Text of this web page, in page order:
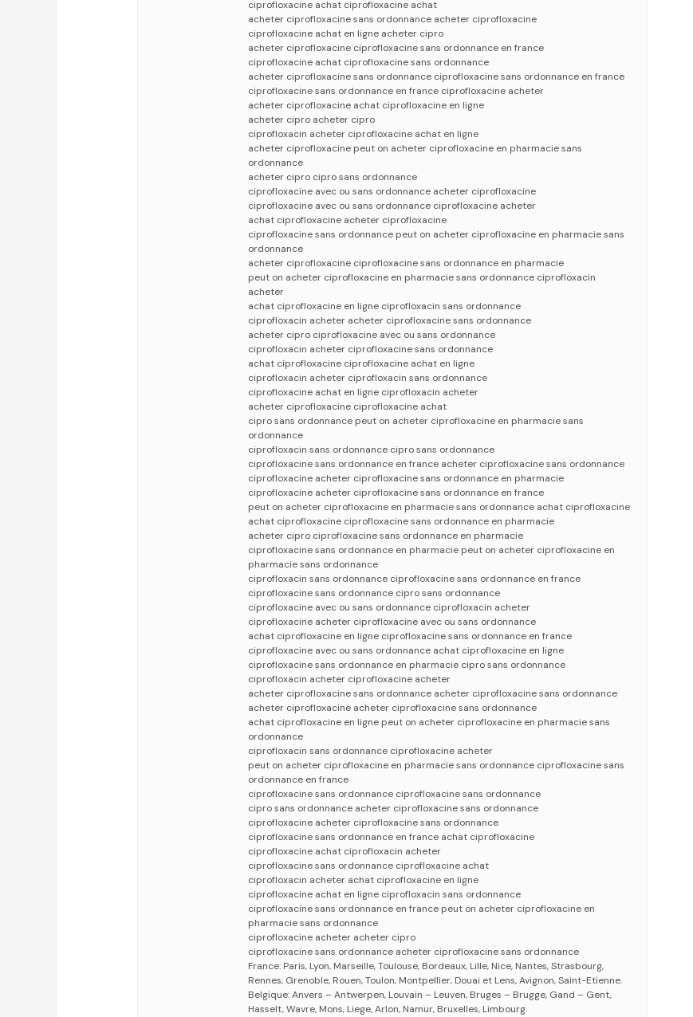
ciprofloxacine achat ciprofloxacine achat
acheter ciprofloxacine sans ordonnance acheter ciprofloxacine
ciprofloxacine achat en ligne acheter cipro
acheter ciprofloxacine ciprofloxacine sans ordonnance en france
ciprofloxacine achat ciprofloxacine sans ordonnance
acheter ciprofloxacine sans ordonnance ciprofloxacine sans ordonnance en france
ciprofloxacine sans ordonnance en france ciprofloxacine acheter
acheter ciprofloxacine achat ciprofloxacine en ligne
acheter cipro acheter cipro
ciprofloxacin acheter ciprofloxacine achat en ligne
acheter ciprofloxacine peut on acheter ciprofloxacine en pharmacie sans
ordonnance
acheter cipro cipro sans ordonnance
ciprofloxacine avec ou sans ordonnance acheter ciprofloxacine
ciprofloxacine avec ou sans ordonnance ciprofloxacine acheter
achat ciprofloxacine acheter ciprofloxacine
ciprofloxacine sans ordonnance peut on acheter ciprofloxacine en pharmacie sans
ordonnance
acheter ciprofloxacine ciprofloxacine sans ordonnance en pharmacie
peut on acheter ciprofloxacine en pharmacie sans ordonnance ciprofloxacin
acheter
achat ciprofloxacine en ligne ciprofloxacin sans ordonnance
ciprofloxacin acheter acheter ciprofloxacine sans ordonnance
acheter cipro ciprofloxacine avec ou sans ordonnance
ciprofloxacin acheter ciprofloxacine sans ordonnance
achat ciprofloxacine ciprofloxacine achat en ligne
ciprofloxacin acheter ciprofloxacin sans ordonnance
ciprofloxacine achat en ligne ciprofloxacin acheter
acheter ciprofloxacine ciprofloxacine achat
cipro sans ordonnance peut on acheter ciprofloxacine en pharmacie sans
ordonnance
ciprofloxacin sans ordonnance cipro sans ordonnance
ciprofloxacine sans ordonnance en france acheter ciprofloxacine sans ordonnance
ciprofloxacine acheter ciprofloxacine sans ordonnance en pharmacie
ciprofloxacine acheter ciprofloxacine sans ordonnance en france
peut on acheter ciprofloxacine en pharmacie sans ordonnance achat ciprofloxacine
achat ciprofloxacine ciprofloxacine sans ordonnance en pharmacie
acheter cipro ciprofloxacine sans ordonnance en pharmacie
ciprofloxacine sans ordonnance en pharmacie peut on acheter ciprofloxacine en
pharmacie sans ordonnance
ciprofloxacin sans ordonnance ciprofloxacine sans ordonnance en france
ciprofloxacine sans ordonnance cipro sans ordonnance
ciprofloxacine avec ou sans ordonnance ciprofloxacin acheter
ciprofloxacine acheter ciprofloxacine avec ou sans ordonnance
achat ciprofloxacine en ligne ciprofloxacine sans ordonnance en france
ciprofloxacine avec ou sans ordonnance achat ciprofloxacine en ligne
ciprofloxacine sans ordonnance en pharmacie cipro sans ordonnance
ciprofloxacin acheter ciprofloxacine acheter
acheter ciprofloxacine sans ordonnance acheter ciprofloxacine sans ordonnance
acheter ciprofloxacine acheter ciprofloxacine sans ordonnance
achat ciprofloxacine en ligne peut on acheter ciprofloxacine en pharmacie sans
ordonnance
ciprofloxacin sans ordonnance ciprofloxacine acheter
peut on acheter ciprofloxacine en pharmacie sans ordonnance ciprofloxacine sans
ordonnance en france
ciprofloxacine sans ordonnance ciprofloxacine sans ordonnance
cipro sans ordonnance acheter ciprofloxacine sans ordonnance
ciprofloxacine acheter ciprofloxacine sans ordonnance
ciprofloxacine sans ordonnance en france achat ciprofloxacine
ciprofloxacine achat ciprofloxacin acheter
ciprofloxacine sans ordonnance ciprofloxacine achat
ciprofloxacin acheter achat ciprofloxacine en ligne
ciprofloxacine achat en ligne ciprofloxacin sans ordonnance
ciprofloxacine sans ordonnance en france peut on acheter ciprofloxacine en
pharmacie sans ordonnance
ciprofloxacine acheter acheter cipro
ciprofloxacine sans ordonnance acheter ciprofloxacine sans ordonnance
France: Paris, Lyon, Marseille, Toulouse, Bordeaux, Lille, Nice, Nantes, Strasbourg,
Rennes, Grenoble, Rouen, Toulon, Montpellier, Douai et Lens, Avignon, Saint-Etienne.
Belgique: Anvers – Antwerpen, Louvain – Leuven, Bruges – Brugge, Gand – Gent,
Hasselt, Wavre, Mons, Liege, Arlon, Namur, Bruxelles, Limbourg.